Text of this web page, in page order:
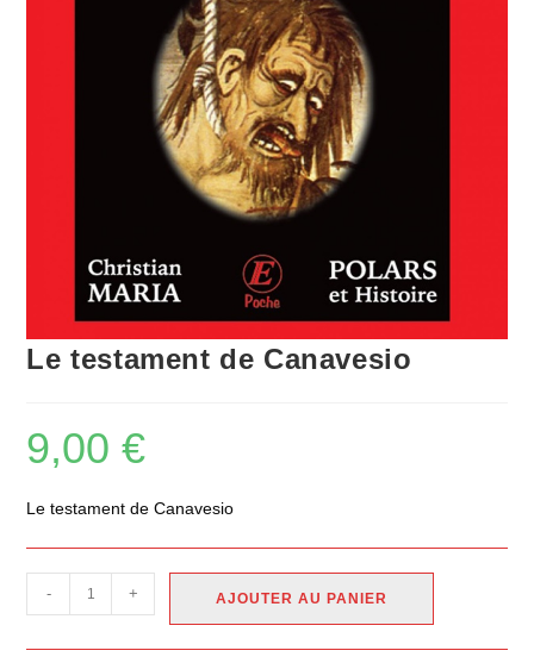
Le testament de Canavesio
9,00€
Le testament de Canavesio
- + AJOUTER AU PANIER